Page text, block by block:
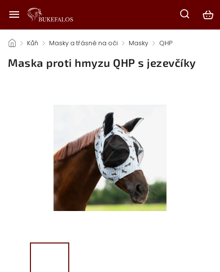
/ Kůň / Masky a třásně na oči / Masky / QHP
Maska proti hmyzu QHP s jezevčíky